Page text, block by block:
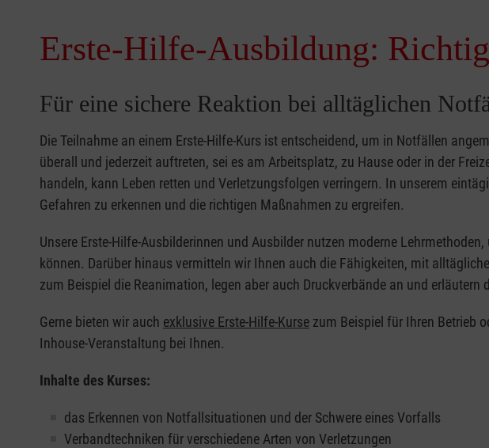
Erste-Hilfe-Ausbildung:
Für eine sichere Reaktion bei alltäglichen
Die Teilnahme an einem Erste-Hilfe-Kurs ist entscheidend, um in Notfällen
überall und jederzeit auftreten, sei es am Arbeitsplatz, zu Hause oder in der
handeln, kann Leben retten und Verletzungsfolgen verringern. In unserem
Gefahren zu erkennen und die richtigen Maßnahmen zu ergreifen.
Unsere Erste-Hilfe-Ausbilderinnen und Ausbilder nutzen moderne
können. Darüber hinaus vermitteln wir Ihnen auch die Fähigkeiten, mit
zum Beispiel die Reanimation, legen aber auch Druckverbände an und erläutern
Gerne bieten wir auch exklusive Erste-Hilfe-Kurse zum Beispiel für Ihren Betrieb
Inhouse-Veranstaltung bei Ihnen.
Inhalte des Kurses:
das Erkennen von Notfallsituationen und der Schwere eines Vorfalls
Verbandtechniken für verschiedene Arten von Verletzungen